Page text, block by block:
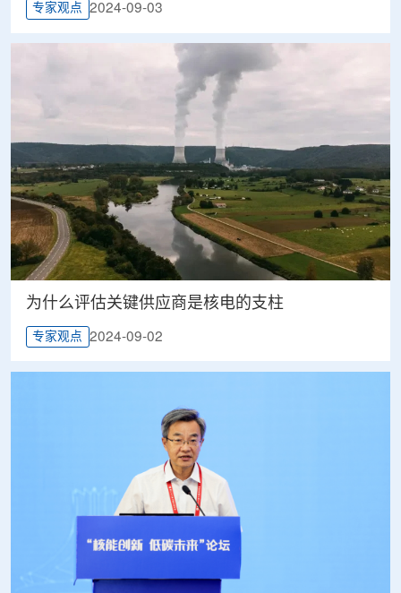
专家观点 2024-09-03
为什么评估关键供应商是核电的支柱
专家观点 2024-09-02